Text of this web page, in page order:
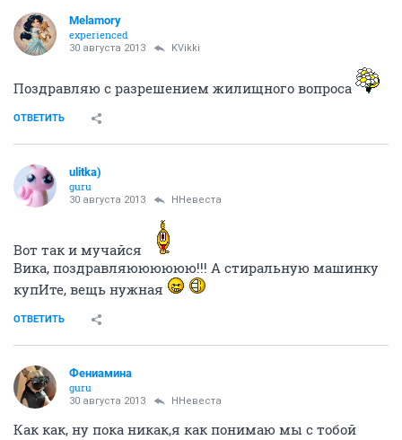
Melamory
experienced
30 августа 2013 KVikki
Поздравляю с разрешением жилищного вопроса
ОТВЕТИТЬ
ulitka)
guru
30 августа 2013 ННевеста
Вот так и мучайся
Вика, поздравляюююююю!!! А стиральную машинку
купИте, вещь нужная
ОТВЕТИТЬ
Фениамина
guru
30 августа 2013 ННевеста
Как как, ну пока никак,я как понимаю мы с тобой